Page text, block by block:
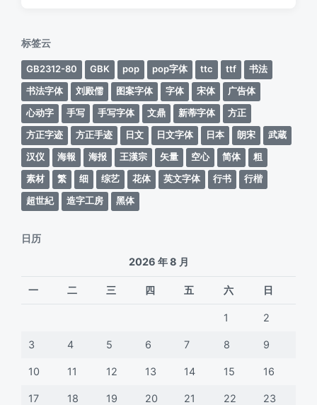
标签云
GB2312-80 GBK pop pop字体 ttc ttf
书法
书法字体
刘殿儒 图案字体 字体 宋体
广告体
心动字
手写 手写字体 文鼎 新蒂字体
方正
方正字迹
方正手迹 日文 日文字体 日本 朗宋
武蔵
汉仪
海報 海报 王漢宗 矢量 空心 简体
粗
素材
繁 细 综艺 花体 英文字体 行书
行楷
超世紀
造字工房 黑体
日历
2026 年 8 月
一 二 三 四 五 六 日
1 2
3 4 5 6 7 8 9
10 11 12 13 14 15 16
17 18 19 20 21 22 23